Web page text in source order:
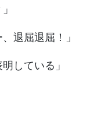
退屈退屈！」
している」